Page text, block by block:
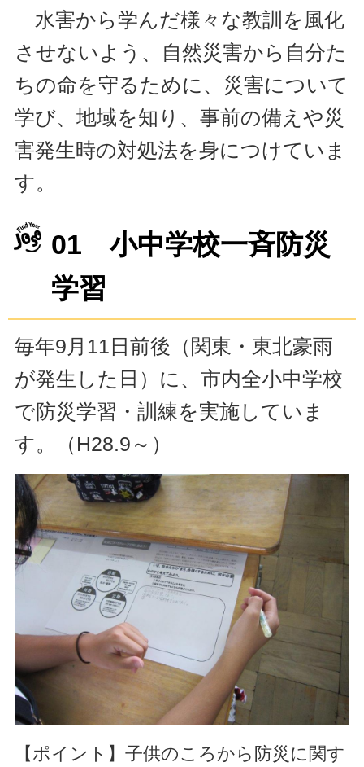
水害から学んだ様々な教訓を風化
させないよう、自然災害から自分た
ちの命を守るために、災害について
学び、地域を知り、事前の備えや災
害発生時の対処法を身につけていま
す。
01 小中学校一斉防災
学習
毎年9月11日前後（関東・東北豪雨
が発生した日）に、市内全小中学校
で防災学習・訓練を実施していま
す。（H28.9～）
【ポイント】 子供のころから防災に関す